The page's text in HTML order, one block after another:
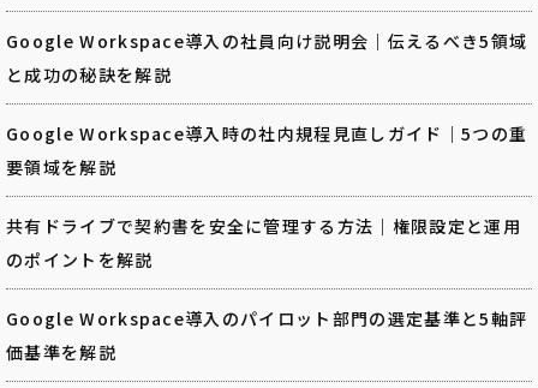
Google Workspace導入の社員向け説明会｜伝えるべき5領域
と成功の秘訣を解説
Google Workspace導入時の社内規程見直しガイド｜5つの重
要領域を解説
共有ドライブで契約書を安全に管理する方法｜権限設定と運用
のポイントを解説
Google Workspace導入のパイロット部門の選定基準と5軸評
価基準を解説